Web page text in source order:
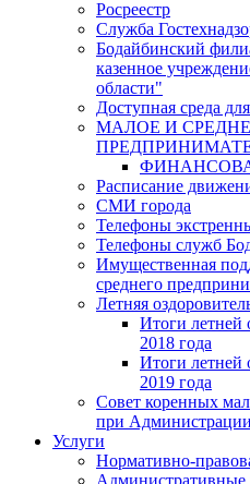
Росреестр
Служба
Бодайбинский
казенное
области"
Доступная среда
МАЛОЕ И
Расписание
СМИ города
Телефоны
Телефоны служб
Имущественная
среднего
Летняя
Итоги летней
2018 года
Итоги летней
2019 года
Совет коренных
при
Услуги
Нормативно-
Административные